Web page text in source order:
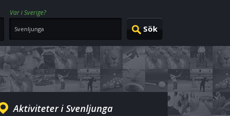
Var i Sverige?
Aktiviteter i Svenljunga